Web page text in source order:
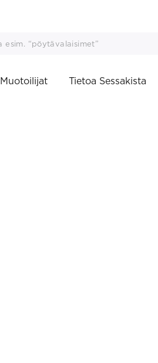
Muotoilijat Tietoa Sessakista